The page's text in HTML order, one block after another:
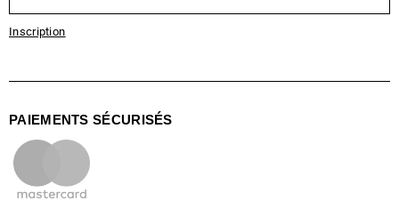
Inscription
PAIEMENTS SÉCURISÉS